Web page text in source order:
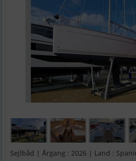
Sejlbåd | Årgang : 2026 | Land :